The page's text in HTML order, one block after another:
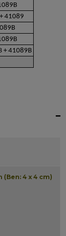
41089
+ 41089B
4 x 4 cm)